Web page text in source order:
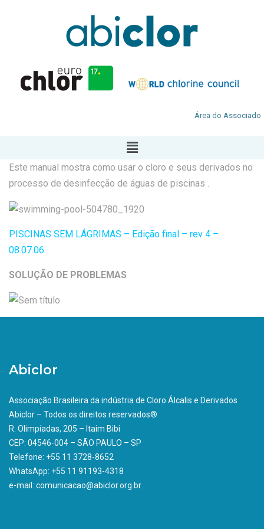
Área do Associado
Este manual mostra como usar o cloro e seus derivados no
processo de desinfecção de águas de piscinas .
PISCINAS SEM LÁGRIMAS – Edição final – rev 4 –
08.07.06
SOLUÇÃO DE PROBLEMAS
Abiclor
Associação Brasileira da indústria de Cloro Álcalis e Derivados
Abiclor – Todos os direitos reservados®
R. Olimpíadas, 205 – Itaim Bibi
CEP: 04546-004 – SÃO PAULO – SP
Telefone: +55 11 3728-8652
WhatsApp: +55 11 91193-4318
e-mail: comunicacao@abiclor.org.br